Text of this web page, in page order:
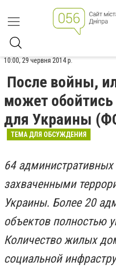
10:00, 29 червня 2014 р.
После войны,
может
для Украины
ТЕМА ДЛЯ ОБСУЖДЕНИЯ
64
захваченными
Украины. Более 20
объектов полностью
Количество жилых
социальной